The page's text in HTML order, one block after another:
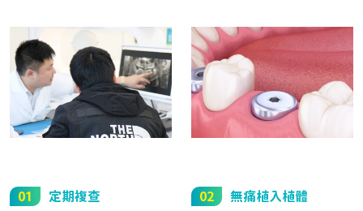
01 定期複查 02 無痛植入植體